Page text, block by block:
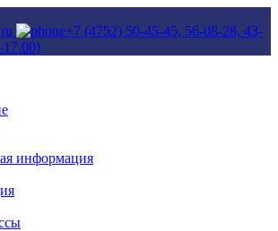
+7 (4752) 50-45-45, 56-08-28, 43-
информация